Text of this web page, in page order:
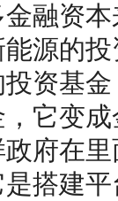
融资
源的
资基
它变
府在
搭建